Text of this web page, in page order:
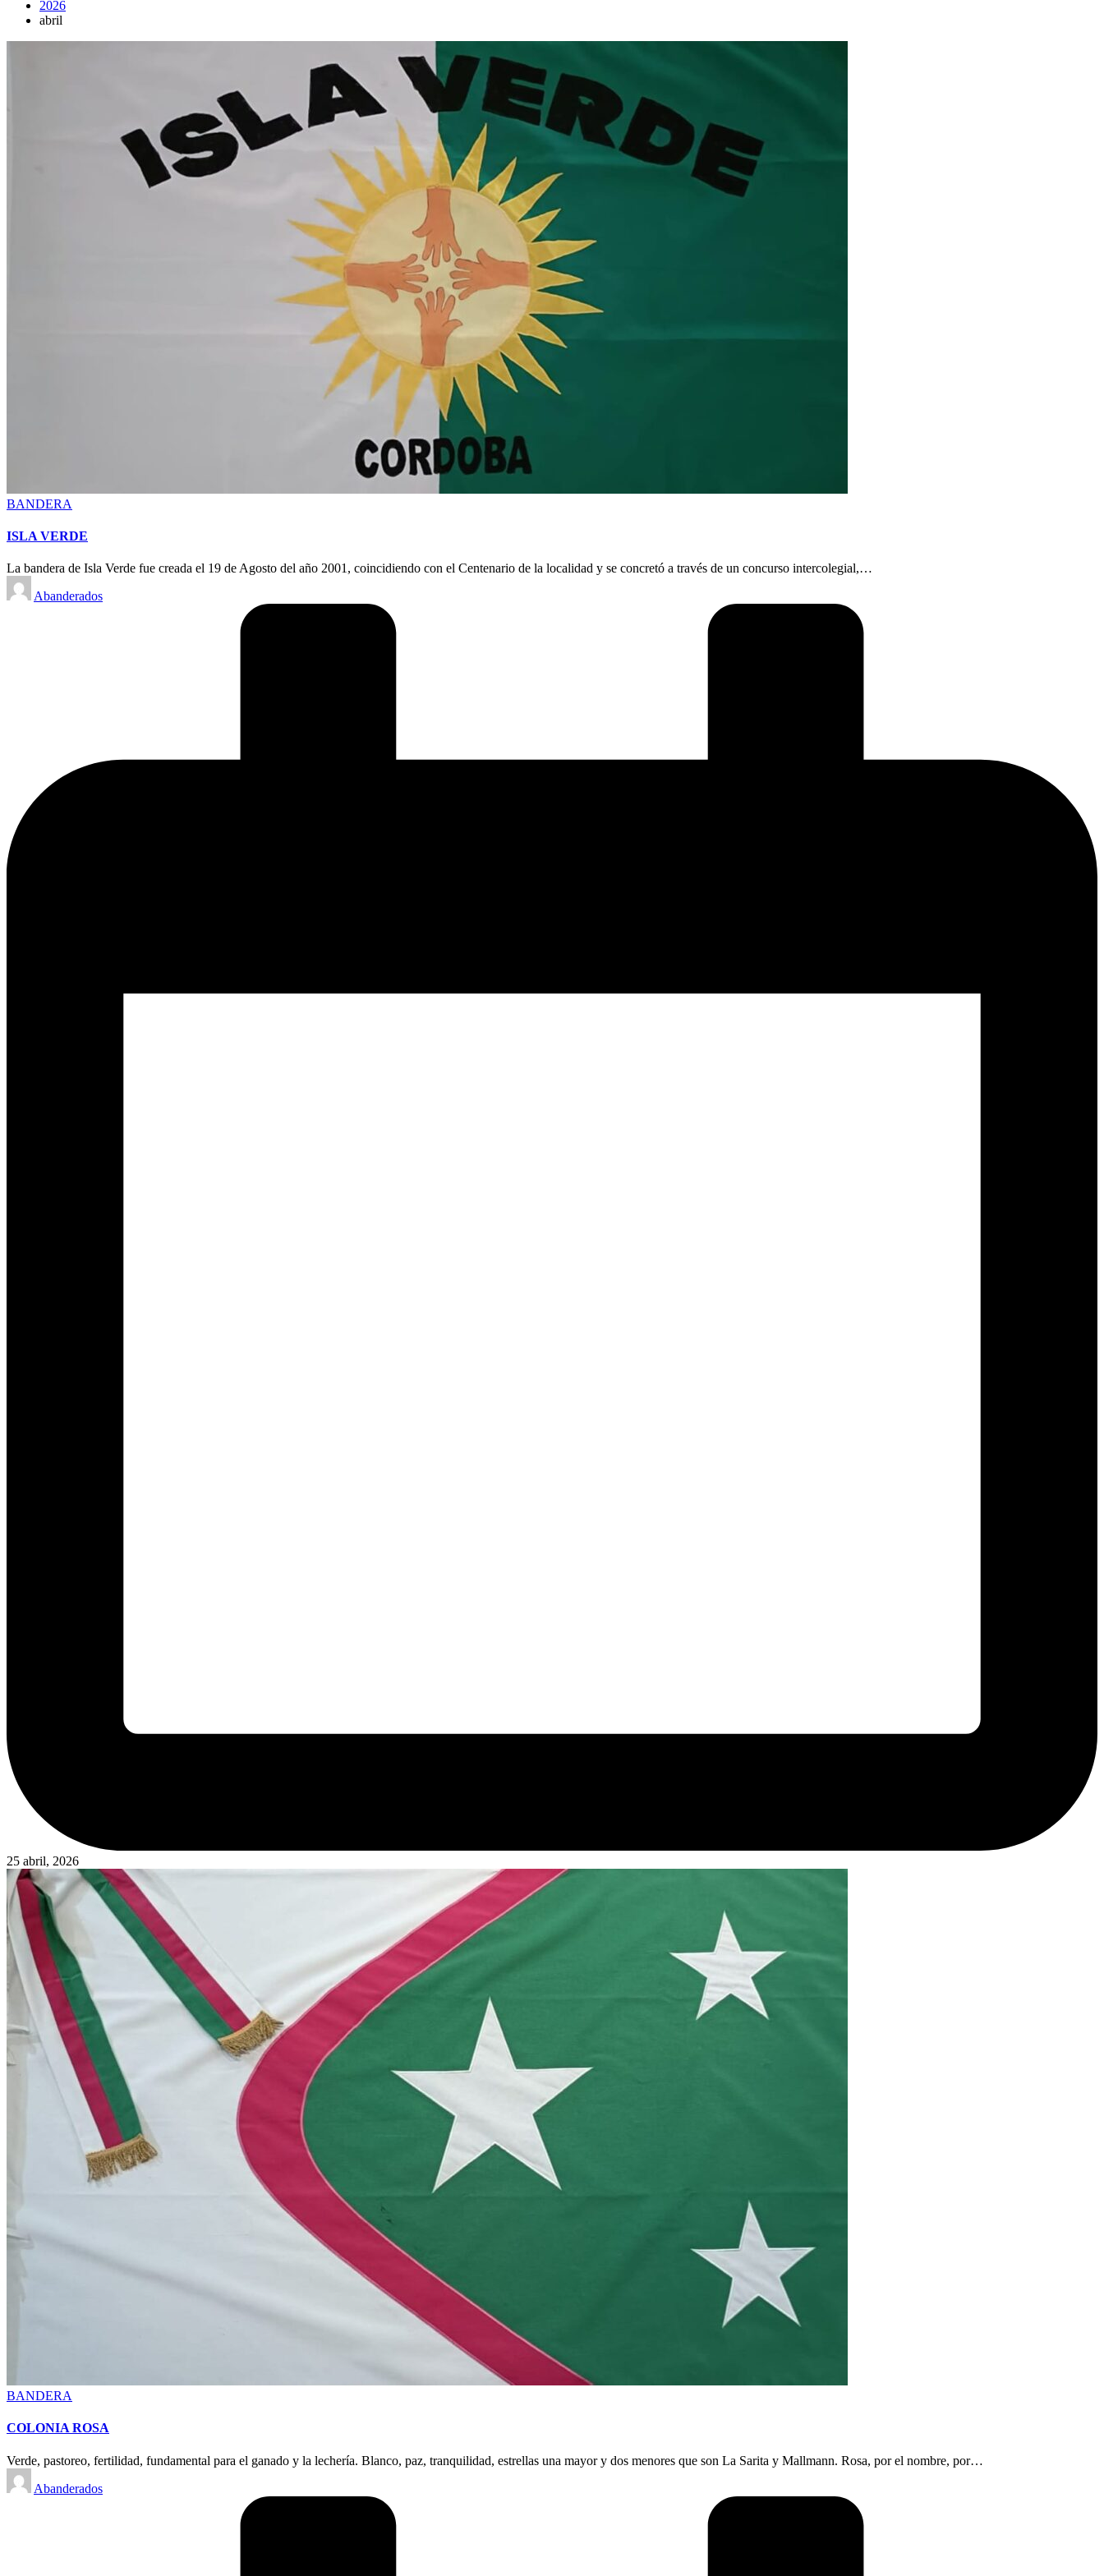
2026
abril
Posted
BANDERA
ISLA VERDE
La bandera de Isla Verde fue creada el 19 de Agosto del año 2001, coincidiendo con el Centenario de la localidad y se concretó a través de un concurso intercolegial,…
Posted
by
Abanderados
25 abril, 2026
Posted
BANDERA
COLONIA ROSA
Verde, pastoreo, fertilidad, fundamental para el ganado y la lechería. Blanco, paz, tranquilidad, estrellas una mayor y dos menores que son La Sarita y Mallmann. Rosa, por el nombre, por…
Posted
by
Abanderados